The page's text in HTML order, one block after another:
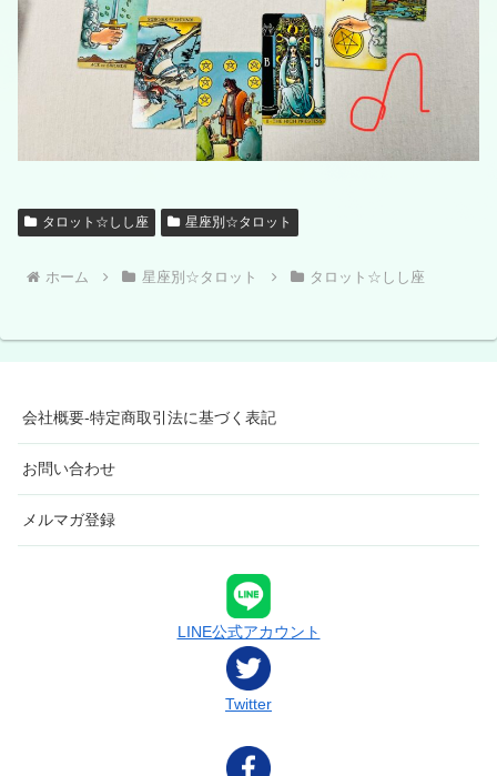
タロット☆しし座 星座別☆タロット
ホーム 星座別☆タロット タロット☆しし座
会社概要-特定商取引法に基づく表記
お問い合わせ
メルマガ登録
LINE公式アカウント
Twitter